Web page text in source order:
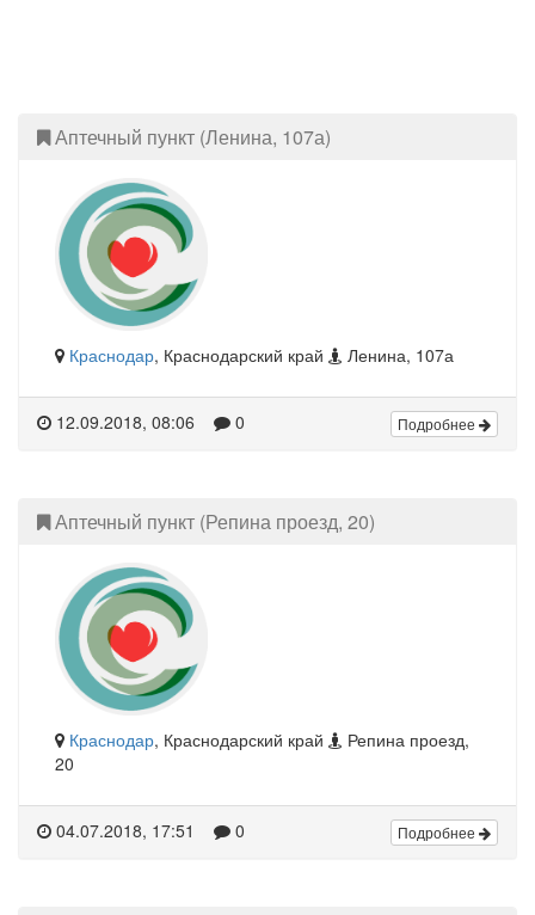
Аптечный пункт (Ленина, 107а)
Краснодар, Краснодарский край Ленина, 107а
12.09.2018, 08:06 0 Подробнее
Аптечный пункт (Репина проезд, 20)
Краснодар, Краснодарский край
Репина проезд,
20
04.07.2018, 17:51 0 Подробнее